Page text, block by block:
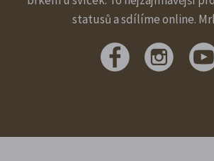
statusů a sdílíme online.